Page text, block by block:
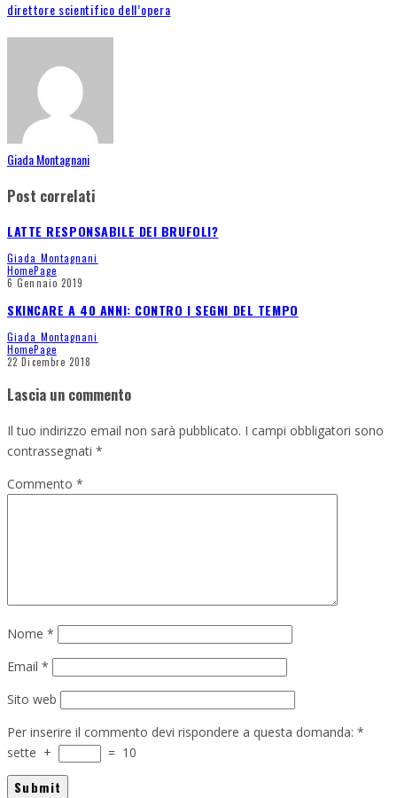
direttore scientifico dell’opera
Giada Montagnani
Post correlati
LATTE RESPONSABILE DEI BRUFOLI?
Giada Montagnani
HomePage
6 Gennaio 2019
SKINCARE A 40 ANNI: CONTRO I SEGNI DEL TEMPO
Giada Montagnani
HomePage
22 Dicembre 2018
Lascia un commento
Il tuo indirizzo email non sarà pubblicato. I campi obbligatori sono
contrassegnati *
Commento *
Nome *
Email *
Sito web
Per inserire il commento devi rispondere a questa domanda: *
sette + = 10